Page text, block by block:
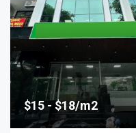
$15 $18/m2